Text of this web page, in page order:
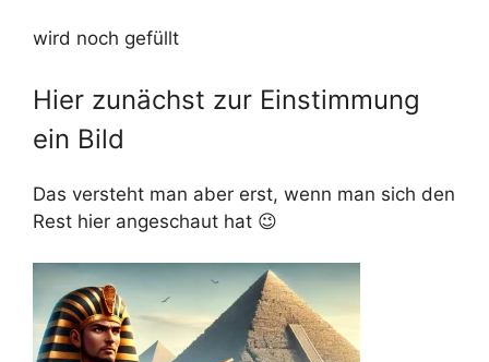
wird noch gefüllt
Hier zunächst zur Einstimmung
ein Bild
Das versteht man aber erst, wenn man sich den
Rest hier angeschaut hat 😉